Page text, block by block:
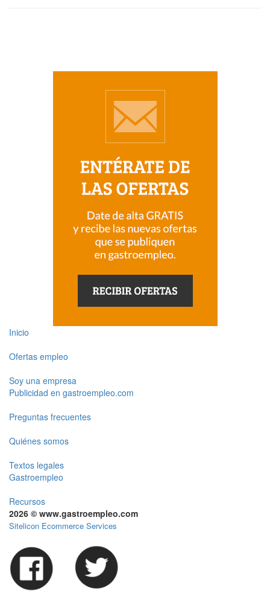
Inicio
Ofertas empleo
Soy una empresa
Publicidad en gastroempleo.com
Preguntas frecuentes
Quiénes somos
Textos legales
Gastroempleo
Recursos
2026 © www.gastroempleo.com
Sitelicon Ecommerce Services